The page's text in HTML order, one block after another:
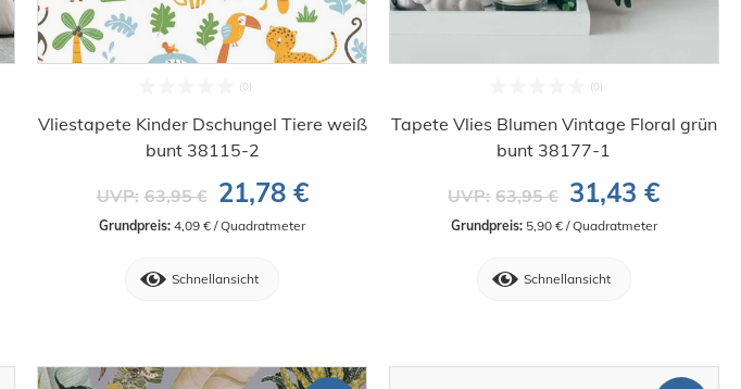
Vliestapete Kinder Dschungel Tiere weiß
bunt 38115-2
UVP: 63,95 € 21,78 €
Grundpreis: 4,09 € / Quadratmeter
Schnellansicht
Tapete Vlies Blumen Vintage Floral grün
bunt 38177-1
UVP: 63,95 € 31,43 €
Grundpreis: 5,90 € / Quadratmeter
Schnellansicht